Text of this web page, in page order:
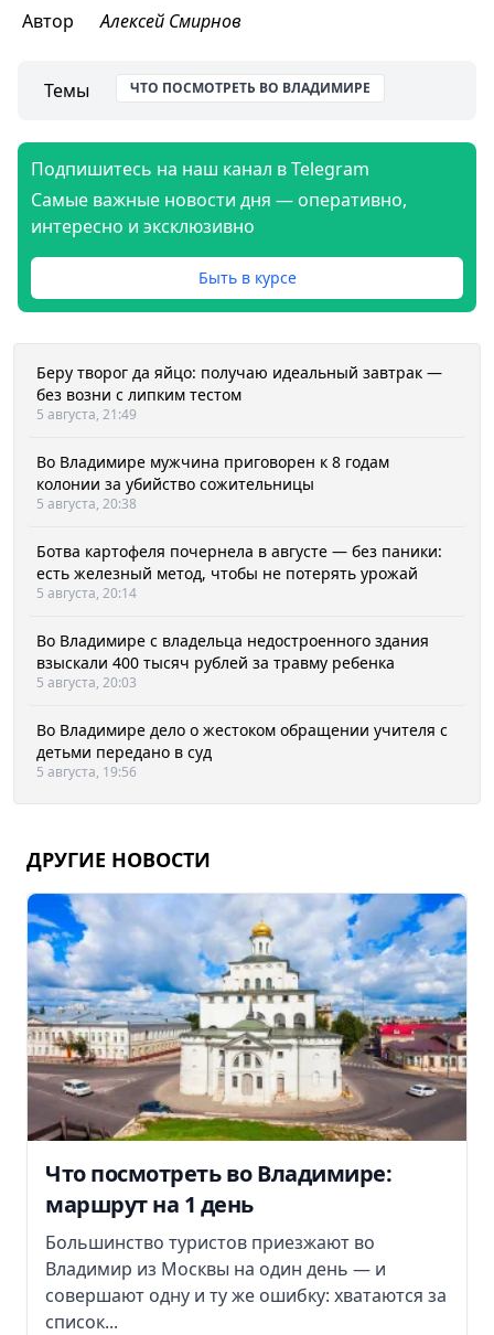
Автор Алексей Смирнов
Темы ЧТО ПОСМОТРЕТЬ ВО ВЛАДИМИРЕ
Подпишитесь на наш канал в Telegram
Самые важные новости дня — оперативно,
интересно и эксклюзивно
Быть в курсе
Беру творог да яйцо: получаю идеальный завтрак —
без возни с липким тестом
5 августа, 21:49
Во Владимире мужчина приговорен к 8 годам
колонии за убийство сожительницы
5 августа, 20:38
Ботва картофеля почернела в августе — без паники:
есть железный метод, чтобы не потерять урожай
5 августа, 20:14
Во Владимире с владельца недостроенного здания
взыскали 400 тысяч рублей за травму ребенка
5 августа, 20:03
Во Владимире дело о жестоком обращении учителя с
детьми передано в суд
5 августа, 19:56
ДРУГИЕ НОВОСТИ
Что посмотреть во Владимире:
маршрут на 1 день
Большинство туристов приезжают во
Владимир из Москвы на один день — и
совершают одну и ту же ошибку: хватаются за
список...